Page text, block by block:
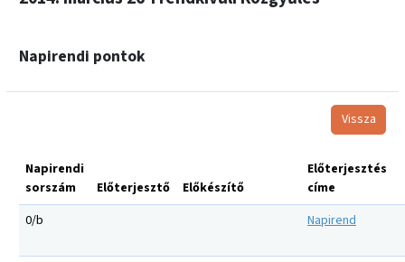
Napirendi pontok
Vissza
Napirendi
sorszám
Előterjesztő Előkészítő
Előterjesztés
címe
0/b
Napirend